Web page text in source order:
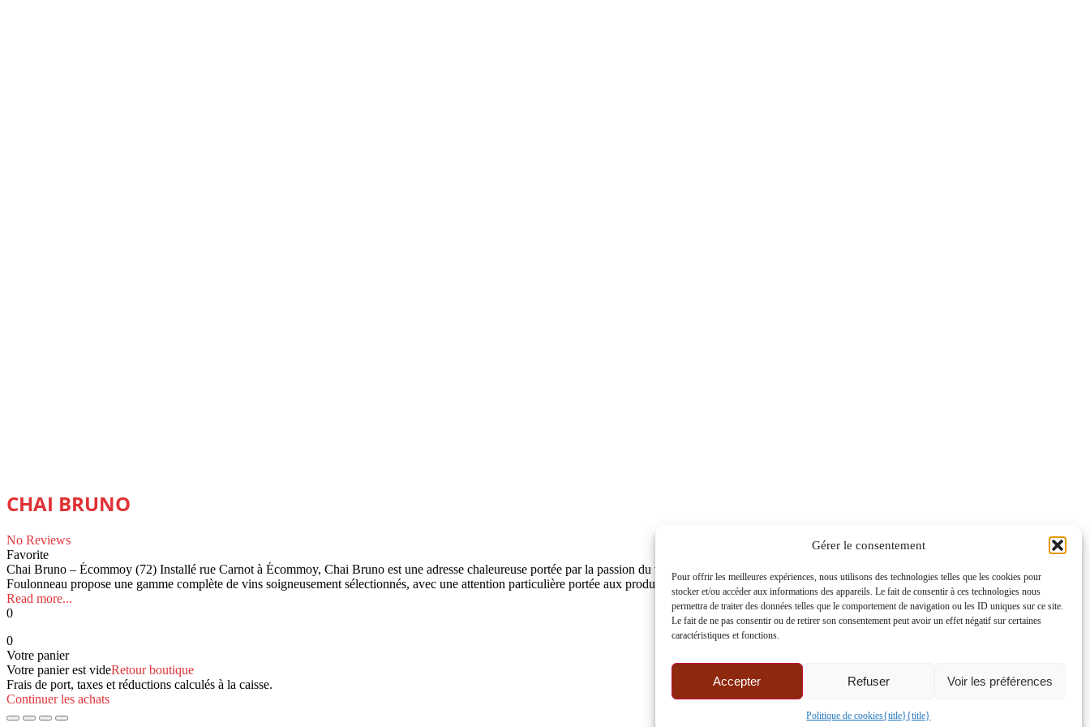
Gérer le consentement
Pour offrir les meilleures expériences, nous utilisons des technologies telles que les cookies pour
stocker et/ou accéder aux informations des appareils. Le fait de consentir à ces technologies nous
permettra de traiter des données telles que le comportement de navigation ou les ID uniques sur ce site.
Le fait de ne pas consentir ou de retirer son consentement peut avoir un effet négatif sur certaines
caractéristiques et fonctions.
Accepter Refuser Voir les préférences
Politique de cookies{title}{title}
CHAI BRUNO
No Reviews
Favorite
Chai Bruno – Écommoy (72) Installé rue Carnot à Écommoy, Chai Bruno est une adresse chaleureuse portée par la passion du vin, des spiritueux et des bières artisanales régionales. Caviste indépendant, Bruno
Foulonneau propose une gamme complète de vins soigneusement sélectionnés, avec une attention particulière portée aux produits bio et aux vins issus de démarches respectueuses de l’environnement. À travers
Read more...
0
0
Votre panier
Votre panier est videRetour boutique
Frais de port, taxes et réductions calculés à la caisse.
Continuer les achats